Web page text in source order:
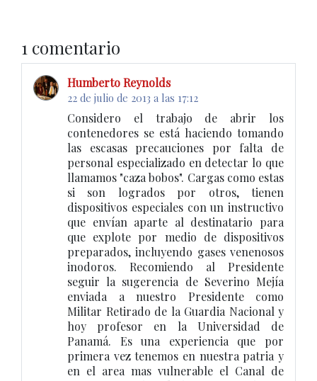
1 comentario
Humberto Reynolds
22 de julio de 2013 a las 17:12
Considero el trabajo de abrir los
contenedores se está haciendo tomando
las escasas precauciones por falta de
personal especializado en detectar lo que
llamamos "caza bobos". Cargas como estas
si son logrados por otros, tienen
dispositivos especiales con un instructivo
que envían aparte al destinatario para
que explote por medio de dispositivos
preparados, incluyendo gases venenosos
inodoros. Recomiendo al Presidente
seguir la sugerencia de Severino Mejía
enviada a nuestro Presidente como
Militar Retirado de la Guardia Nacional y
hoy profesor en la Universidad de
Panamá. Es una experiencia que por
primera vez tenemos en nuestra patria y
en el area mas vulnerable el Canal de